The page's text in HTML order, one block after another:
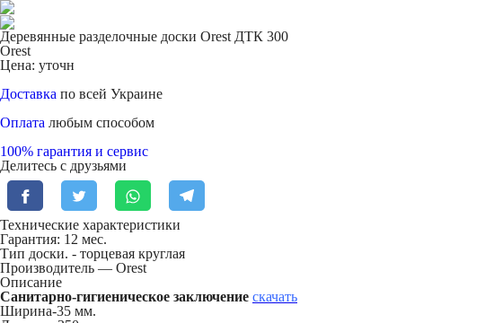
Деревянные разделочные доски Orest ДТК 300
Orest
Цена: уточн
Доставка по всей Украине
Оплата любым способом
100% гарантия и сервис
Делитесь с друзьями
Технические характеристики
Гарантия: 12 мес.
Тип доски. - торцевая круглая
Производитель — Orest
Описание
Санитарно-гигиеническое заключение скачать
Ширина-35 мм.